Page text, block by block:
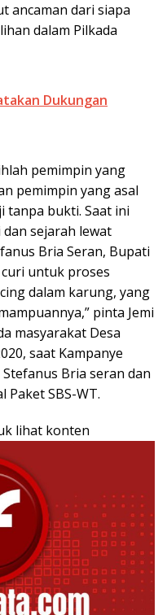
ancaman dari siapa
dalam Pilkada
Dukungan
pemimpin yang
pemimpin yang asal
tanpa bukti. Saat ini
sejarah lewat
Bria Seran, Bupati
untuk proses
dalam karung, yang
pinta Jemi
masyarakat Desa
saat Kampanye
Bria seran dan
SBS-WT.
lihat konten